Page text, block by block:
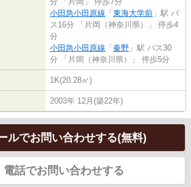
小田急小田原線 「 東海大学前 」駅 バ
ス16分 「片岡（神奈川県）」 停歩4
分
小田急小田原線 「 秦野 」駅 バス30
分 「片岡（神奈川県）」 停歩5分
1K(20.28㎡)
2003年 12月(築22年)
ルでお問い合わせする(無料)
電話でお問い合わせする